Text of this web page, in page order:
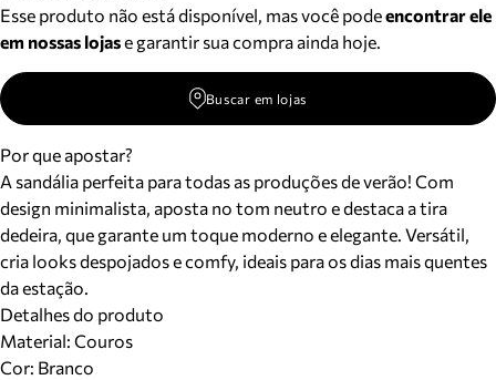
Esse produto não está disponível, mas você podeencontrar ele
em nossas lojase garantir sua compra ainda hoje.
Buscar em lojas
Por que apostar?
A sandália perfeita para todas as produções de verão! Com
design minimalista, aposta no tom neutro e destaca a tira
dedeira, que garante um toque moderno e elegante. Versátil,
cria looks despojados e comfy, ideais para os dias mais quentes
da estação.
Detalhes do produto
Material: Couros
Cor: Branco